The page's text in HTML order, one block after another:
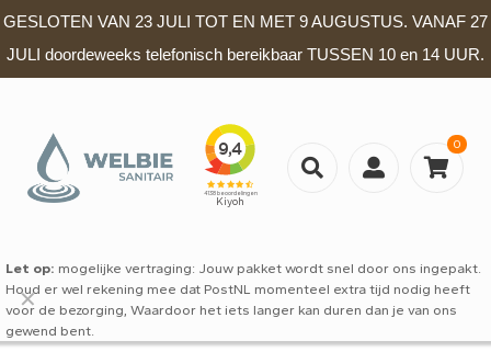
GESLOTEN VAN 23 JULI TOT EN MET 9 AUGUSTUS. VANAF 27
JULI doordeweeks telefonisch bereikbaar TUSSEN 10 en 14 UUR.
0
Let op: mogelijke vertraging: Jouw pakket wordt snel door ons ingepakt.
Houd er wel rekening mee dat PostNL momenteel extra tijd nodig heeft
voor de bezorging, Waardoor het iets langer kan duren dan je van ons
gewend bent.
✕